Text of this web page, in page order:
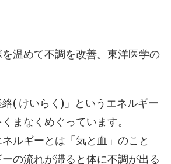
温めて不調を改善。東洋医学の
( けいらく)」というエネルギー
まなくめぐっています。
ルギーとは「気と血」のこと
の流れが滞ると体に不調が出る